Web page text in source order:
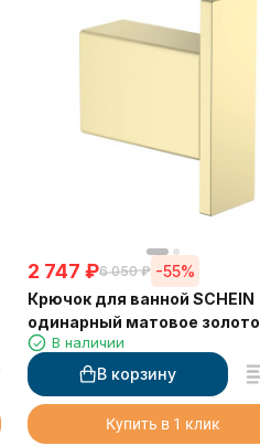
2 747 ₽6 050 ₽ -55%
Крючок для ванной SCHEIN
одинарный матовое золото
(9311BG)
В наличии
В корзину
Купить в 1 клик